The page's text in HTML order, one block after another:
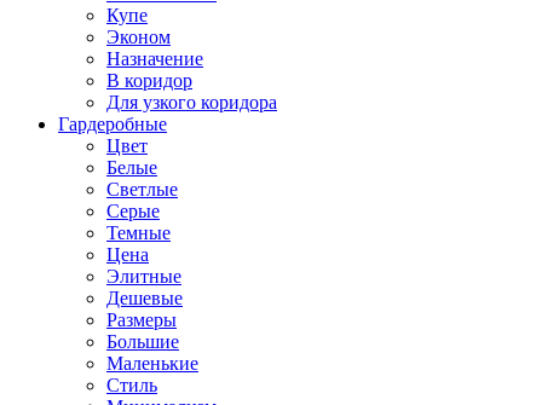
Купе
Эконом
Назначение
В коридор
Для узкого коридора
Гардеробные
Цвет
Белые
Светлые
Серые
Темные
Цена
Элитные
Дешевые
Размеры
Большие
Маленькие
Стиль